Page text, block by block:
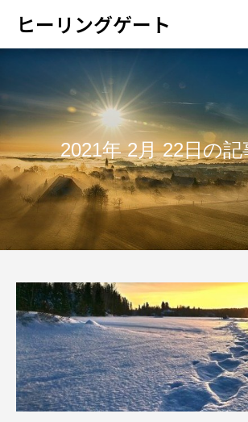
ヒーリングゲート
2021年 2月 22日の記